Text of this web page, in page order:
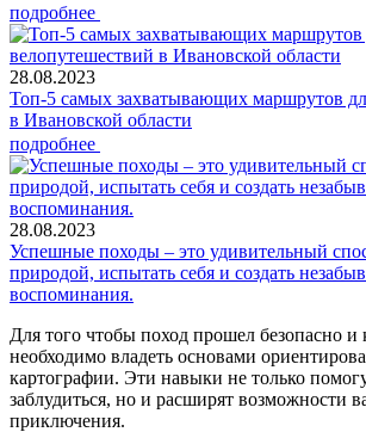
подробнее
28.08.2023
Топ-5 самых захватывающих маршрутов
в Ивановской области
подробнее
28.08.2023
Успешные походы – это удивительный
природой, испытать себя и создать
воспоминания.
Для того чтобы поход прошел безопасно и
необходимо владеть основами
картографии. Эти навыки не только
заблудиться, но и расширят возможности
приключения.